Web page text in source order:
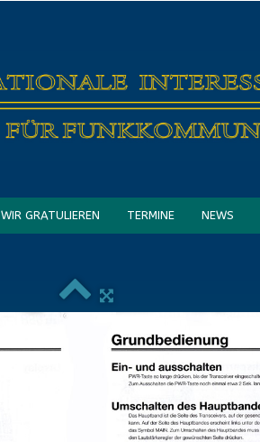
WIR GRATULIEREN TERMINE NEWS